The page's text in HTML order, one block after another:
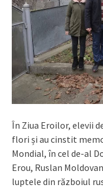
În Ziua Eroilor, elevii
flori și au cinstit
Mondial, în cel de-al
Erou, Ruslan
luptele din războiul